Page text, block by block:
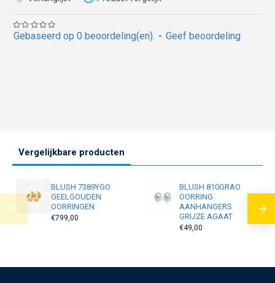
Gebaseerd op 0 beoordeling(en). - Geef beoordeling
Vergelijkbare producten
BLUSH 7389YGO
GEELGOUDEN
OORRINGEN
€799,00
BLUSH 810GRAO
OORRING
AANHANGERS
GRIJZE AGAAT
€49,00